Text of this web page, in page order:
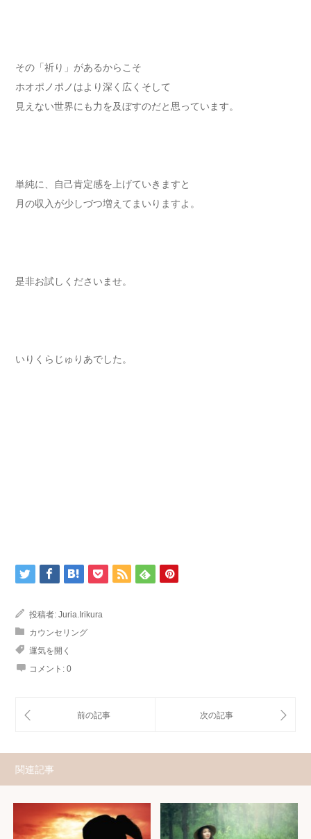
その「祈り」があるからこそ
ホオポノポノはより深く広くそして
見えない世界にも力を及ぼすのだと思っています。
単純に、自己肯定感を上げていきますと
月の収入が少しづつ増えてまいりますよ。
是非お試しくださいませ。
いりくらじゅりあでした。
投稿者: Juria.Irikura
カウンセリング
運気を開く
コメント: 0
関連記事